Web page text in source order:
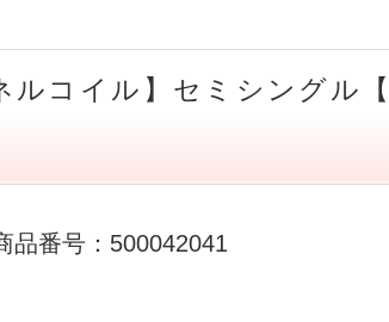
コイル】セミシングル
品番号：500042041